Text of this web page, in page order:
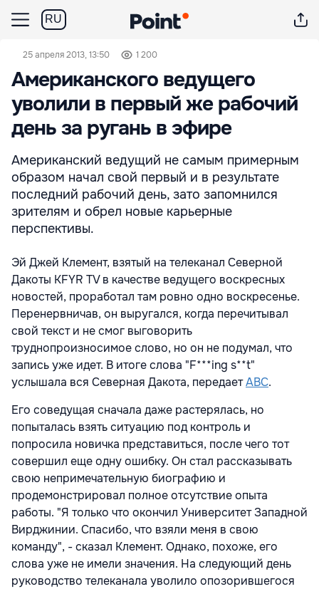
RU
25 апреля 2013, 13:50 1 200
Американского ведущего
уволили в первый же рабочий
день за ругань в эфире
Американский ведущий не самым примерным
образом начал свой первый и в результате
последний рабочий день, зато запомнился
зрителям и обрел новые карьерные
перспективы.
Эй Джей Клемент, взятый на телеканал Северной
Дакоты KFYR TV в качестве ведущего воскресных
новостей, проработал там ровно одно воскресенье.
Перенервничав, он выругался, когда перечитывал
свой текст и не смог выговорить
труднопроизносимое слово, но он не подумал, что
запись уже идет. В итоге слова "F***ing s**t"
услышала вся Северная Дакота, передаетABC.
Его соведущая сначала даже растерялась, но
попыталась взять ситуацию под контроль и
попросила новичка представиться, после чего тот
совершил еще одну ошибку. Он стал рассказывать
свою непримечательную биографию и
продемонстрировал полное отсутствие опыта
работы. "Я только что окончил Университет Западной
Вирджинии. Спасибо, что взяли меня в свою
команду", - сказал Клемент. Однако, похоже, его
слова уже не имели значения. На следующий день
руководство телеканала уволило опозорившегося